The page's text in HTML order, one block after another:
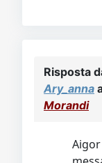
Risposta
Ary_anna
Morandi